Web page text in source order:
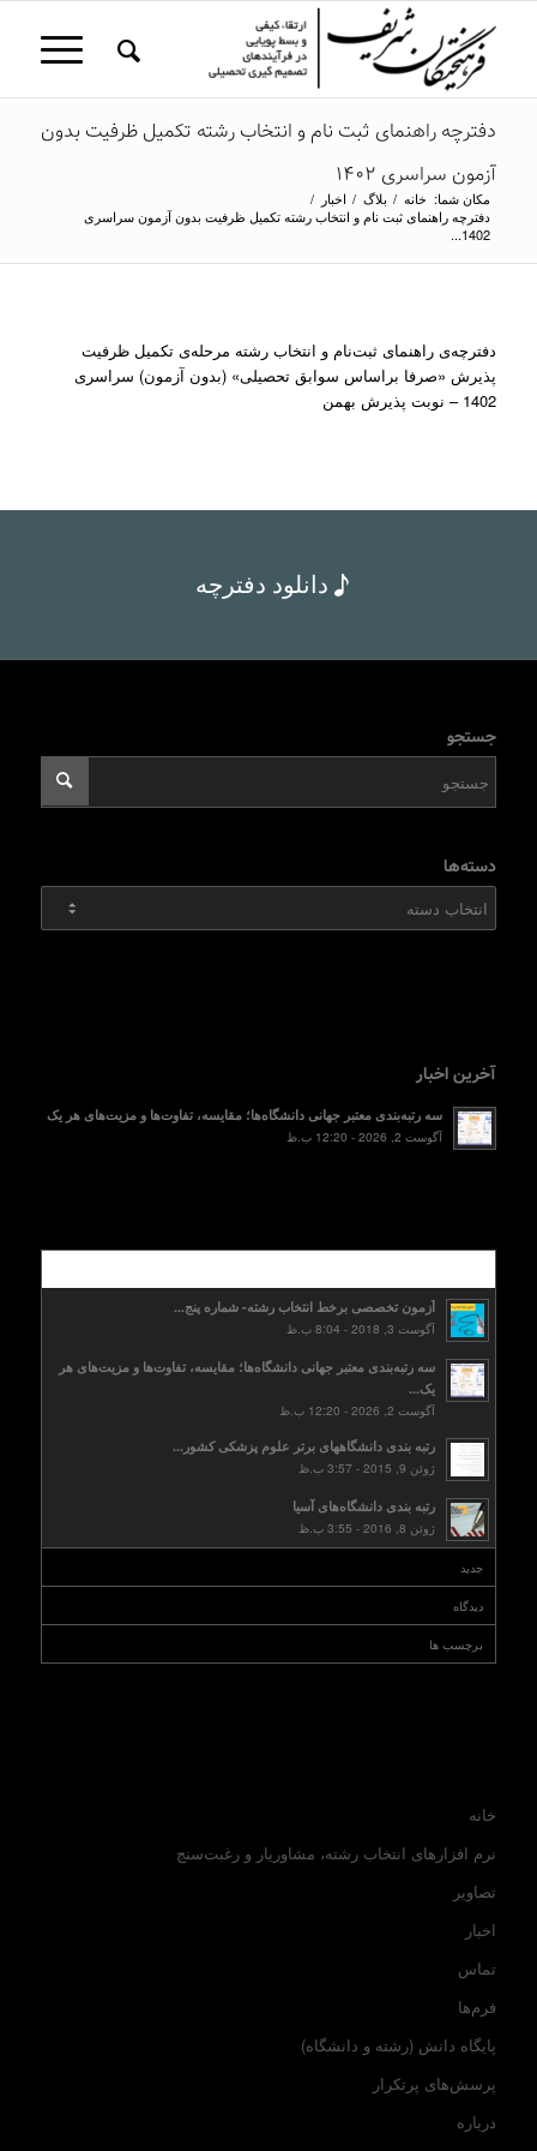
دفترچه راهنمای ثبت نام و انتخاب رشته تکمیل ظرفیت بدون
آزمون سراسری 1402
مکان شما: خانه / بلاگ / اخبار /
دفترچه راهنمای ثبت نام و انتخاب رشته تکمیل ظرفیت بدون آزمون سراسری
1402...
دفترچه‌ی راهنمای ثبت‌نام و انتخاب رشته مرحله‌ی تکمیل ظرفیت
پذیرش «صرفا براساس سوابق تحصیلی» (بدون آزمون) سراسری
1402 – نوبت پذیرش بهمن
دانلود دفترچه
جستجو
دسته‌ها
آخرین اخبار
سه رتبه‌بندی معتبر جهانی دانشگاه‌ها؛ مقایسه، تفاوت‌ها و مزیت‌های هر یک
آگوست 2, 2026 - 12:20 ب.ظ
آزمون تخصصی برخط انتخاب رشته- شماره پنج...
آگوست 3, 2018 - 8:04 ب.ظ
سه رتبه‌بندی معتبر جهانی دانشگاه‌ها؛ مقایسه، تفاوت‌ها و مزیت‌های هر
یک...
آگوست 2, 2026 - 12:20 ب.ظ
رتبه بندی دانشگاههای برتر علوم پزشکی کشور...
ژوئن 9, 2015 - 3:57 ب.ظ
رتبه بندی دانشگاه‌های آسیا
ژوئن 8, 2016 - 3:55 ب.ظ
جدید
دیدگاه
برچسب ها
خانه
نرم افزارهای انتخاب رشته، مشاوریار و رغبت‌سنج
تصاویر
اخبار
تماس
فرم‌ها
پایگاه دانش (رشته و دانشگاه)
پرسش‌های پرتکرار
درباره